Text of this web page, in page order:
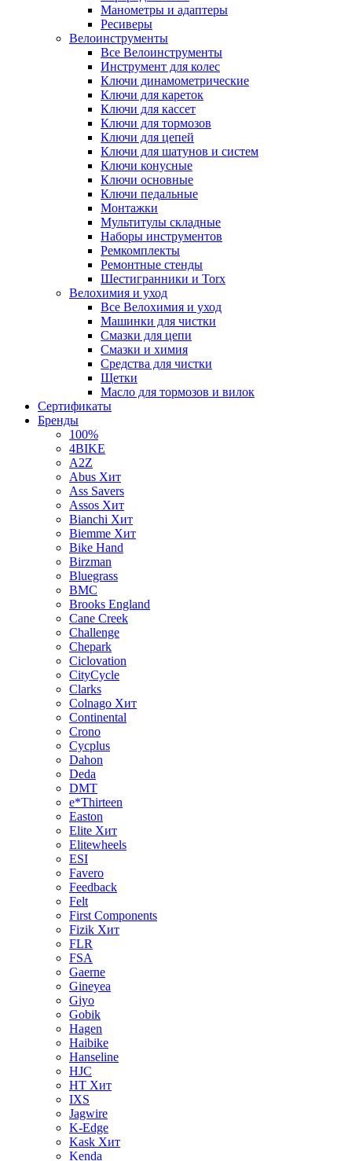
Манометры и адаптеры
Ресиверы
Велоинструменты
Все Велоинструменты
Инструмент для колес
Ключи динамометрические
Ключи для кареток
Ключи для кассет
Ключи для тормозов
Ключи для цепей
Ключи для шатунов и систем
Ключи конусные
Ключи основные
Ключи педальные
Монтажки
Мультитулы складные
Наборы инструментов
Ремкомплекты
Ремонтные стенды
Шестигранники и Torx
Велохимия и уход
Все Велохимия и уход
Машинки для чистки
Смазки для цепи
Смазки и химия
Средства для чистки
Щетки
Масло для тормозов и вилок
Сертификаты
Бренды
100%
4BIKE
A2Z
Abus Хит
Ass Savers
Assos Хит
Bianchi Хит
Biemme Хит
Bike Hand
Birzman
Bluegrass
BMC
Brooks England
Cane Creek
Challenge
Chepark
Ciclovation
CityCycle
Clarks
Colnago Хит
Continental
Crono
Cycplus
Dahon
Deda
DMT
e*Thirteen
Easton
Elite Хит
Elitewheels
ESI
Favero
Feedback
Felt
First Components
Fizik Хит
FLR
FSA
Gaerne
Gineyea
Giyo
Gobik
Hagen
Haibike
Hanseline
HJC
HT Хит
IXS
Jagwire
K-Edge
Kask Хит
Kenda